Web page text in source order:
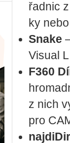
řad­nic
ky
Snake
Vi­su­al
F360
z nich
pro